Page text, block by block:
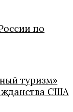
по
туризм»
США